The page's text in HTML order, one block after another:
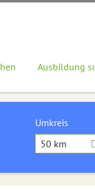
Ausbildung
Umkreis
50 km